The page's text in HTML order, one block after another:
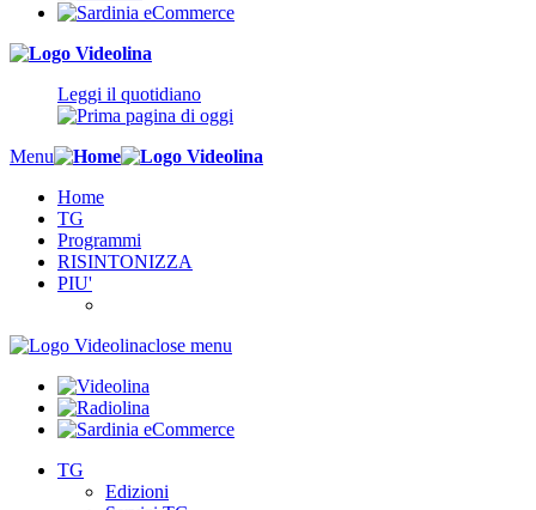
Leggi il quotidiano
Menu
Home
TG
Programmi
RISINTONIZZA
PIU'
close menu
TG
Edizioni